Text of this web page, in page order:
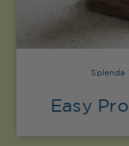
Splenda
Easy